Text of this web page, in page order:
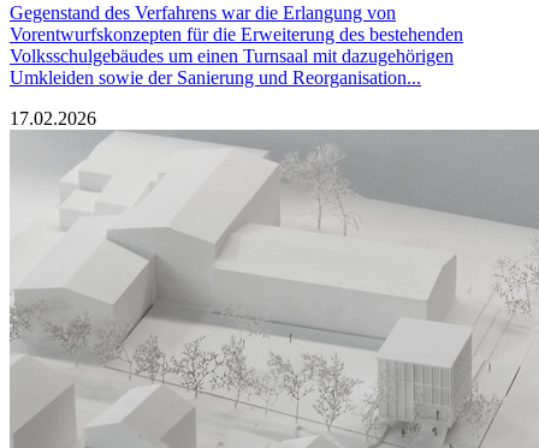
Gegenstand des Verfahrens war die Erlangung von
Vorentwurfskonzepten für die Erweiterung des bestehenden
Volksschulgebäudes um einen Turnsaal mit dazugehörigen
Umkleiden sowie der Sanierung und Reorganisation...
17.02.2026